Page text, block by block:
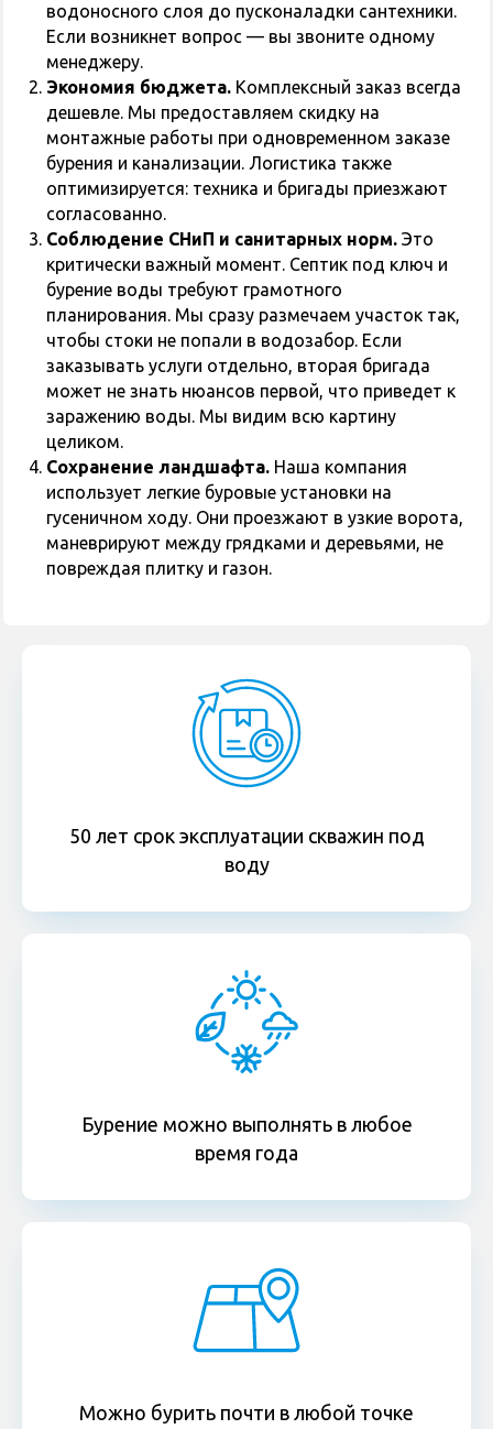
водоносного слоя до пусконаладки сантехники.
Если возникнет вопрос — вы звоните одному
менеджеру.
Экономия бюджета. Комплексный заказ всегда
дешевле. Мы предоставляем скидку на
монтажные работы при одновременном заказе
бурения и канализации. Логистика также
оптимизируется: техника и бригады приезжают
согласованно.
Соблюдение СНиП и санитарных норм. Это
критически важный момент. Септик под ключ и
бурение воды требуют грамотного
планирования. Мы сразу размечаем участок так,
чтобы стоки не попали в водозабор. Если
заказывать услуги отдельно, вторая бригада
может не знать нюансов первой, что приведет к
заражению воды. Мы видим всю картину
целиком.
Сохранение ландшафта. Наша компания
использует легкие буровые установки на
гусеничном ходу. Они проезжают в узкие ворота,
маневрируют между грядками и деревьями, не
повреждая плитку и газон.
50 лет срок эксплуатации скважин под
воду
Бурение можно выполнять в любое
время года
Можно бурить почти в любой точке